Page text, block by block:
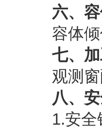
六、
容体
七、
观测
八、
1.安